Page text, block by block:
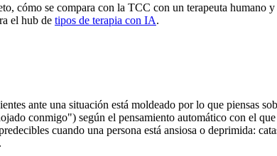
cómo se compara con la TCC con un terapeuta
el hub de tipos de terapia con IA.
ante una situación está moldeado por lo que piensas
conmigo") según el pensamiento automático con el
cuando una persona está ansiosa o deprimida: